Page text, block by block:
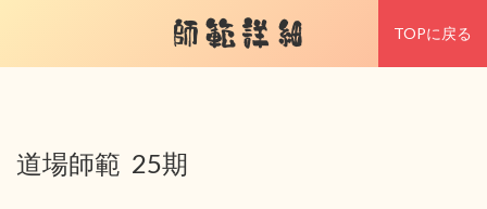
師範詳細 TOPに戻る
道場師範 25期